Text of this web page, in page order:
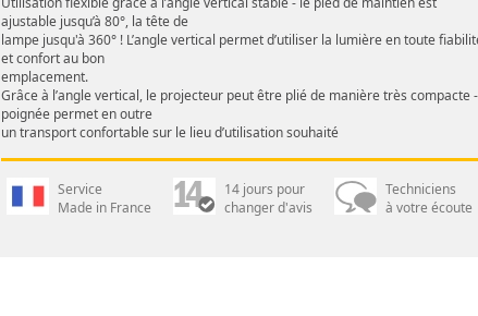
ajustable jusqu’à 80°, la tête de
lampe jusqu'à 360° ! L’angle vertical permet d’utiliser la lumière en toute
et confort au bon
emplacement.
Grâce à l’angle vertical, le projecteur peut être plié de manière très compacte
poignée permet en outre
un transport confortable sur le lieu d’utilisation souhaité
Service
Made in France
14 jours pour
changer d'avis
Techniciens
à votre écoute